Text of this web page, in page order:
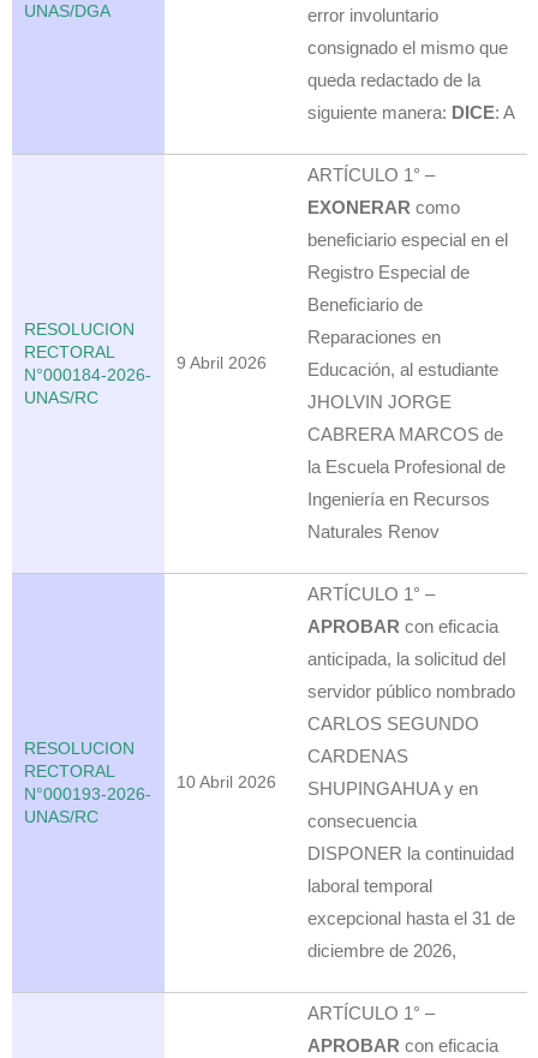
UNAS/DGA
error involuntario
consignado el mismo que
queda redactado de la
siguiente manera: DICE: A
RESOLUCION
RECTORAL
N°000184-2026-
UNAS/RC
9 Abril 2026
ARTÍCULO 1° –
EXONERARcomo
beneficiario especial en el
Registro Especial de
Beneficiario de
Reparaciones en
Educación, al estudiante
JHOLVIN JORGE
CABRERA MARCOS de
la Escuela Profesional de
Ingeniería en Recursos
Naturales Renov
RESOLUCION
RECTORAL
N°000193-2026-
UNAS/RC
10 Abril 2026
ARTÍCULO 1° –
APROBAR con eficacia
anticipada, la solicitud del
servidor público nombrado
CARLOS SEGUNDO
CARDENAS
SHUPINGAHUA y en
consecuencia
DISPONER la continuidad
laboral temporal
excepcional hasta el 31 de
diciembre de 2026,
ARTÍCULO 1° –
APROBARcon eficacia